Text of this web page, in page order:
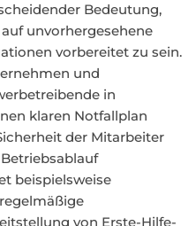
Bedeutung,
unvorhergesehene
vorbereitet zu sein.
und
in
klaren Notfallplan
der Mitarbeiter
beispielsweise
von Erste-Hilfe-